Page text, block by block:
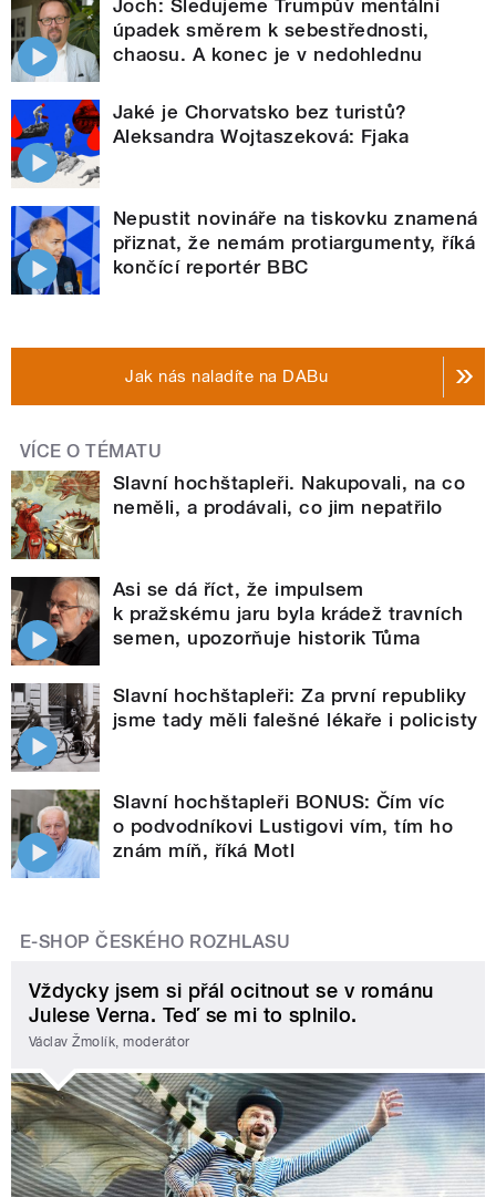
Joch: Sledujeme Trumpův mentální
úpadek směrem k sebestřednosti,
chaosu. A konec je v nedohlednu
Jaké je Chorvatsko bez turistů?
Aleksandra Wojtaszeková: Fjaka
Nepustit novináře na tiskovku znamená
přiznat, že nemám protiargumenty, říká
končící reportér BBC
Jak nás naladíte na DABu
VÍCE O TÉMATU
Slavní hochštapleři. Nakupovali, na co
neměli, a prodávali, co jim nepatřilo
Asi se dá říct, že impulsem
k pražskému jaru byla krádež travních
semen, upozorňuje historik Tůma
Slavní hochštapleři: Za první republiky
jsme tady měli falešné lékaře i policisty
Slavní hochštapleři BONUS: Čím víc
o podvodníkovi Lustigovi vím, tím ho
znám míň, říká Motl
E-SHOP ČESKÉHO ROZHLASU
Vždycky jsem si přál ocitnout se v románu
Julese Verna. Teď se mi to splnilo.
Václav Žmolík, moderátor